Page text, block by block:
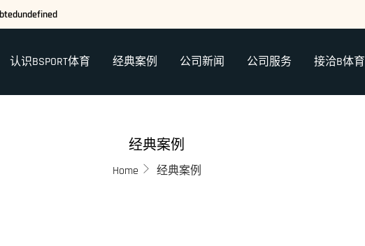
认识BSPORT体育 经典案例 公司新闻 公司服务 接洽B体育
经典案例
Home 经典案例